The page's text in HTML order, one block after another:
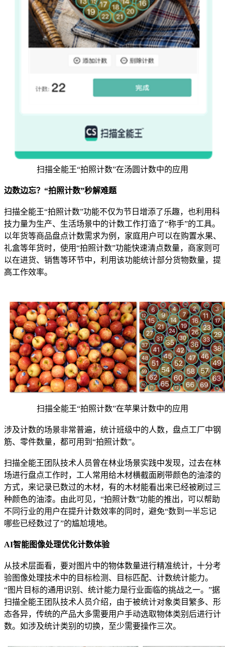
扫描全能王“拍照计数”在汤圆计数中的应用
边数边忘？“拍照计数”秒解难题
扫描全能王“拍照计数”功能不仅为节日增添了乐趣，也利用科
技力量为生产、生活场景中的计数工作打造了“称手”的工具。
以年货等商品盘点计数需求为例，家庭用户可以在购置水果、
礼盒等年货时，使用“拍照计数”功能快速清点数量，商家则可
以在进货、销售等环节中，利用该功能统计部分货物数量，提
高工作效率。
扫描全能王“拍照计数”在苹果计数中的应用
涉及计数的场景非常普遍，统计班级中的人数，盘点工厂中钢
筋、零件数量，都可用到“拍照计数”。
扫描全能王团队技术人员曾在林业场景实践中发现，过去在林
场进行盘点工作时，工人常用给木材横截面刷带颜色的油漆的
方式，来记录已数过的木材，有的木材能看出来已经被刷过三
种颜色的油漆。由此可见，“拍照计数”功能的推出，可以帮助
不同行业的用户在提升计数效率的同时，避免“数到一半忘记
哪些已经数过了”的尴尬境地。
AI智能图像处理优化计数体验
从技术层面看，要对图片中的物体数量进行精准统计，十分考
验图像处理技术中的目标检测、目标匹配、计数统计能力。
“图片目标的通用识别、统计能力是行业面临的挑战之一。”据
扫描全能王团队技术人员介绍，由于被统计对象类目繁多、形
态各异，传统的产品大多需要用户手动选取物体类别后进行计
数。如涉及统计类别的切换，至少需要操作三次。